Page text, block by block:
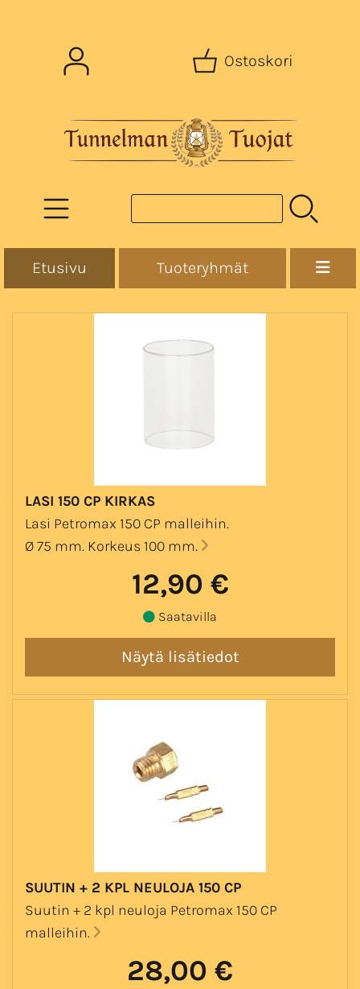
Ostoskori
Etusivu Tuoteryhmät
LASI 150 CP KIRKAS
Lasi Petromax 150 CP malleihin.
Ø 75 mm. Korkeus 100 mm.
12,90 €
Saatavilla
SUUTIN + 2 KPL NEULOJA 150 CP
Suutin + 2 kpl neuloja Petromax 150 CP
malleihin.
28,00 €